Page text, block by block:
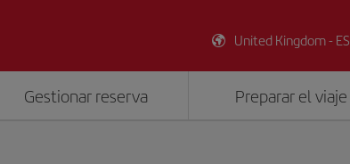
United Kingdom - ES
Gestionar reserva Preparar el viaje